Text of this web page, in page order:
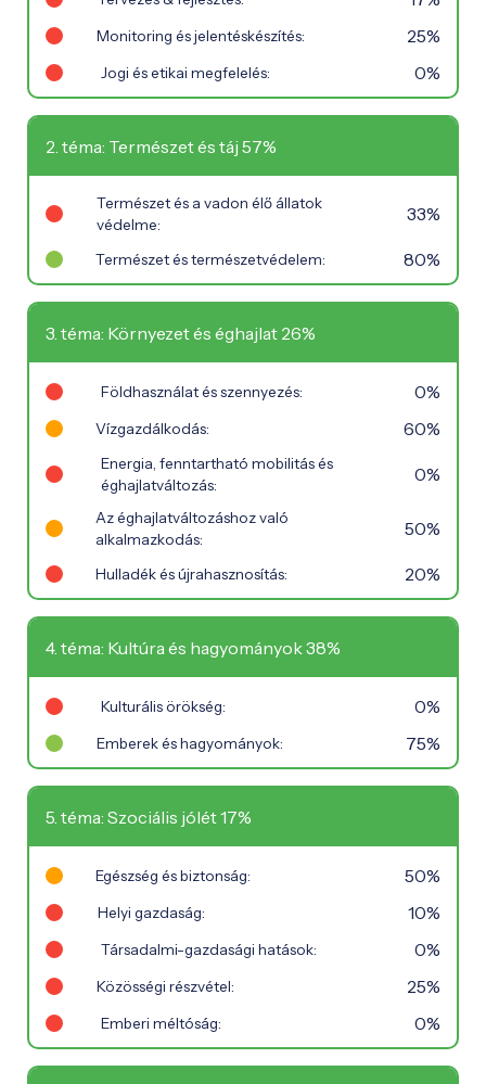
Monitoring és jelentéskészítés: 25%
Jogi és etikai megfelelés: 0%
2. téma: Természet és táj 57%
Természet és a vadon élő állatok
védelme:
33%
Természet és természetvédelem: 80%
3. téma: Környezet és éghajlat 26%
Földhasználat és szennyezés: 0%
Vízgazdálkodás: 60%
Energia, fenntartható mobilitás és
éghajlatváltozás:
0%
Az éghajlatváltozáshoz való
alkalmazkodás:
50%
Hulladék és újrahasznosítás: 20%
4. téma: Kultúra és hagyományok 38%
Kulturális örökség: 0%
Emberek és hagyományok: 75%
5. téma: Szociális jólét 17%
Egészség és biztonság: 50%
Helyi gazdaság: 10%
Társadalmi-gazdasági hatások: 0%
Közösségi részvétel: 25%
Emberi méltóság: 0%